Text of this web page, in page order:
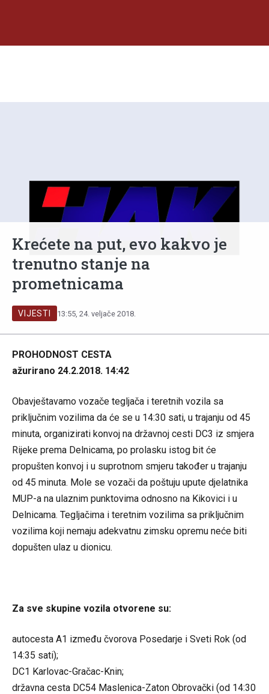
Krećete na put, evo kakvo je
trenutno stanje na
prometnicama
VIJESTI 13:55, 24. veljače 2018.
PROHODNOST CESTA
ažurirano 24.2.2018. 14:42
Obavještavamo vozače tegljača i teretnih vozila sa
priključnim vozilima da će se u 14:30 sati, u trajanju od 45
minuta, organizirati konvoj na državnoj cesti DC3 iz smjera
Rijeke prema Delnicama, po prolasku istog bit će
propušten konvoj i u suprotnom smjeru također u trajanju
od 45 minuta. Mole se vozači da poštuju upute djelatnika
MUP-a na ulaznim punktovima odnosno na Kikovici i u
Delnicama. Tegljačima i teretnim vozilima sa priključnim
vozilima koji nemaju adekvatnu zimsku opremu neće biti
dopušten ulaz u dionicu.
Za sve skupine vozila otvorene su:
autocesta A1 između čvorova Posedarje i Sveti Rok (od
14:35 sati);
DC1 Karlovac-Gračac-Knin;
državna cesta DC54 Maslenica-Zaton Obrovački (od 14:30